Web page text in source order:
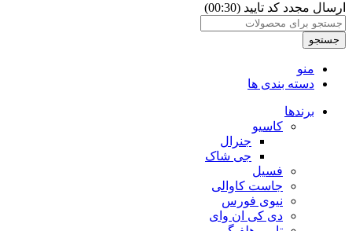
ارسال مجدد کد تایید (00:
30
)
جستجو
منو
دسته بندی ها
برندها
کاسیو
جنرال
جی شاک
فسیل
جاست کاوالی
نیوی فورس
دی کی ان وای